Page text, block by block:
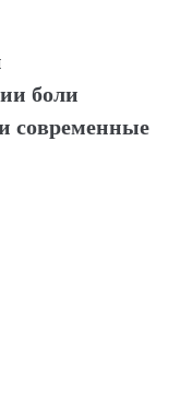
боли
современные